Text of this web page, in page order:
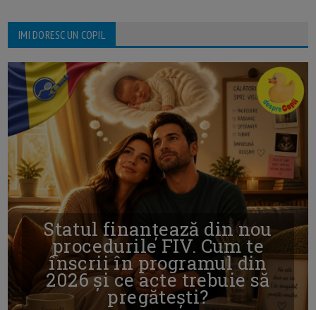
IMI DORESC UN COPIL
Statul finanțează din nou
procedurile FIV. Cum te
înscrii în programul din
2026 și ce acte trebuie să
pregătești?